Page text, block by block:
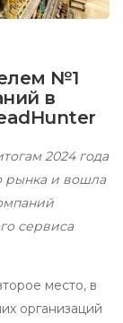
№1
в
2024 года
рынка и вошла
сервиса
место, в
организаций